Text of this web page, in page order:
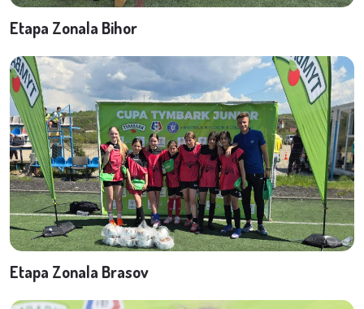
Etapa Zonala Bihor
Etapa Zonala Brasov